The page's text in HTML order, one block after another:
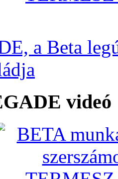
a Beta
videó